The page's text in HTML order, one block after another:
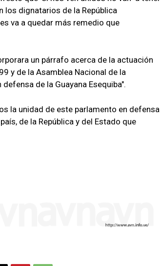
los dignatarios de la República
va a quedar más remedio que
un párrafo acerca de la actuación
y de la Asamblea Nacional de la
de la Guayana Esequiba".
la unidad de este parlamento en defensa
de la República y del Estado que